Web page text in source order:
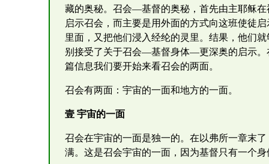
藏的奥秘。召会—基督的奥秘，首先由主耶稣
启示召会，而主要是用外面的方式向这班使徒
里面，又把他们浸入经纶的灵里。结果，他们
别接受了关于召会—基督身体—更深奥的启示。
篇信息我们要开始来看召会的两面。
召会有两面：宇宙的一面和地方的一面。
壹 宇宙的一面
召会在宇宙的一面是独一的。在以弗所一章末
满。这是召会宇宙的一面，因为基督只有一个